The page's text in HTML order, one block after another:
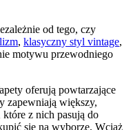
od tego, czy
, klasyczny styl vintage,
motywu przewodniego
oferują powtarzające
zapewniają większy,
z nich pasują do
się na wyborze. Wciąż